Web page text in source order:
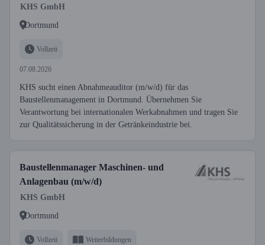
KHS GmbH
Dortmund
Vollzeit
07.08.2026
KHS sucht einen Abnahmeauditor (m/w/d) für das
Baustellenmanagement in Dortmund. Übernehmen Sie
Verantwortung bei internationalen Werkabnahmen und tragen Sie
zur Qualitätssicherung in der Getränkeindustrie bei.
Baustellenmanager Maschinen- und
Anlagenbau (m/w/d)
KHS GmbH
Dortmund
Vollzeit Weiterbildungen